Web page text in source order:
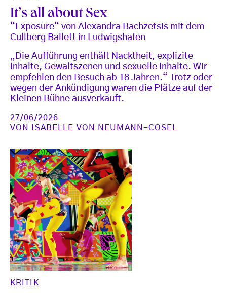
It’s all about Sex
“Exposure“ von Alexandra Bachzetsis mit dem
Cullberg Ballett in Ludwigshafen
„Die Aufführung enthält Nacktheit, explizite
Inhalte, Gewaltszenen und sexuelle Inhalte. Wir
empfehlen den Besuch ab 18 Jahren.“ Trotz oder
wegen der Ankündigung waren die Plätze auf der
Kleinen Bühne ausverkauft.
27/06/2026
VON
ISABELLE VON NEUMANN-COSEL
KRITIK